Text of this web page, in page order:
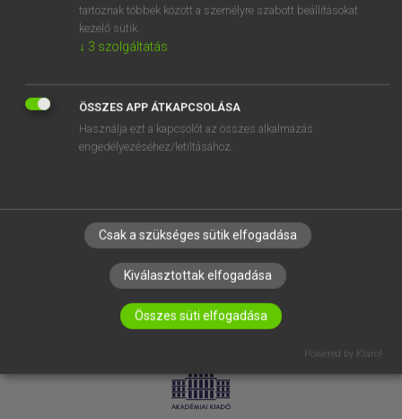
VÁLLALATI MEGOLDÁSOK
RÓLUNK
ELÉRHETŐSÉG
SÜTI BEÁLLÍTÁSOK
LICENCSZERZŐDÉS ADATVÉDELEM
tartoznak többek között a személyre szabott beállításokat
kezelő sütik.
↓ 3 szolgáltatás
ÖSSZES APP ÁTKAPCSOLÁSA
Használja ezt a kapcsolót az összes alkalmazás
engedélyezéséhez/letiltásához.
Csak a szükséges sütik elfogadása
Kiválasztottak elfogadása
Összes süti elfogadása
Powered by Klaro!